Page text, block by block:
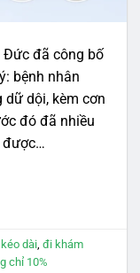
Đức đã công bố
bệnh nhân
dữ dội, kèm cơn
đó đã nhiều
được…
dài ,đi khám
chỉ 10%